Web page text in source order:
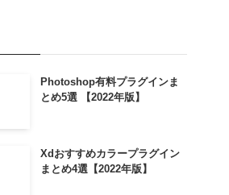
Photoshop有料プラグインま
とめ5選 【2022年版】
Xdおすすめカラープラグイン
まとめ4選【2022年版】